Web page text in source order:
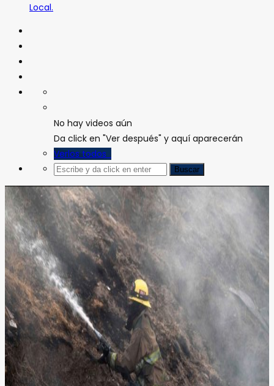
Local.
No hay videos aún
Da click en "Ver después" y aquí aparecerán
Verlos todos